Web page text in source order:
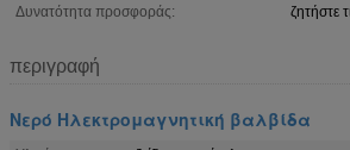
Δυνατότητα προσφοράς:
ζητήστε
περιγραφή
Νερό Ηλεκτρομαγνητική βαλβίδα